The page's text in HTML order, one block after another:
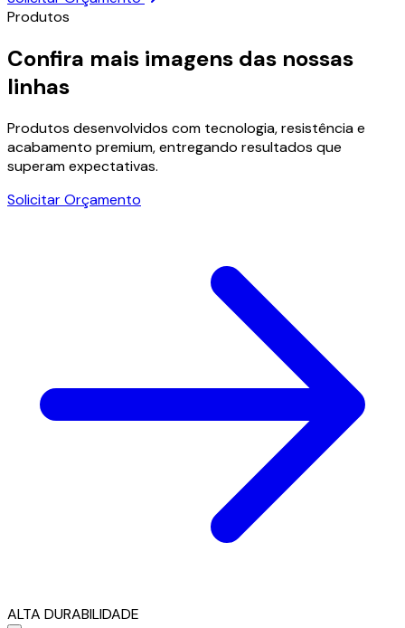
Produtos
Confira mais imagens das nossas
linhas
Produtos desenvolvidos com tecnologia, resistência e
acabamento premium, entregando resultados que
superam expectativas.
Solicitar Orçamento
ALTA DURABILIDADE